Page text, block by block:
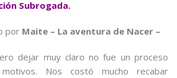
Subrogada.
por Maite – La aventura de Nacer –
dejar muy claro no fue un proceso
Nos costó mucho recabar